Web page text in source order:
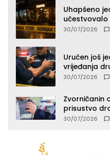
Uhapšeno
učestvovalo
maloljetnik
30/07/2026
Uručen još
vrijeđanja
Zvornika
30/07/2026
Zvorničanin
prisustvo
kršenja
30/07/2026